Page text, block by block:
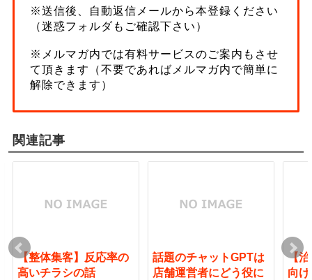
※送信後、自動返信メールから本登録ください
（迷惑フォルダもご確認下さい）
※メルマガ内では有料サービスのご案内もさせ
て頂きます（不要であればメルマガ内で簡単に
解除できます）
関連記事
【整体集客】反応率の
高いチラシの話
話題のチャットGPTは
店舗運営者にどう役に
【
向